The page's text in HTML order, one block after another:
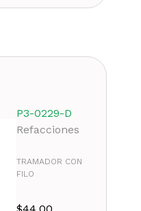
P3-0229-D
Refacciones
TRAMADOR CON
FILO